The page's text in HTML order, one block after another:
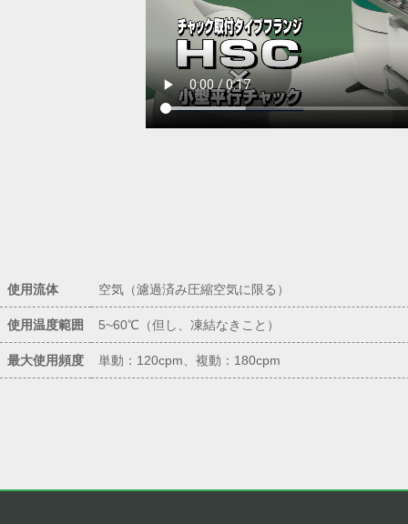
使用流体 空気（濾過済み圧縮空気に限る）
使用温度範囲 5~60℃（但し、凍結なきこと）
最大使用頻度 単動：120cpm、複動：180cpm